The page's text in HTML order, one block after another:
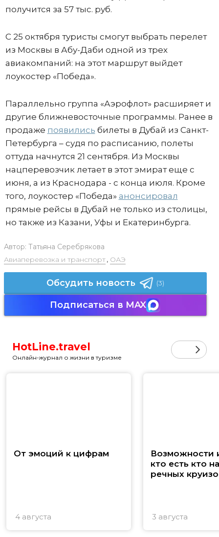
получится за 57 тыс. руб.
С 25 октября туристы смогут выбрать перелет
из Москвы в Абу-Даби одной из трех
авиакомпаний: на этот маршрут выйдет
лоукостер «Победа».
Параллельно группа «Аэрофлот» расширяет и
другие ближневосточные программы. Ранее в
продаже появились билеты в Дубай из Санкт-
Петербурга – судя по расписанию, полеты
оттуда начнутся 21 сентября. Из Москвы
нацперевозчик летает в этот эмират еще с
июня, а из Краснодара - с конца июля. Кроме
того, лоукостер «Победа» анонсировал
прямые рейсы в Дубай не только из столицы,
но также из Казани, Уфы и Екатеринбурга.
Автор: Татьяна Серебрякова
Авиаперевозка и транспорт, ОАЭ
Обсудить новость (3)
Подписаться в MAX
HotLine.travel
Онлайн-журнал о жизни в туризме
От эмоций к цифрам
4 августа
Возможности
кто есть кто
речных
3 августа